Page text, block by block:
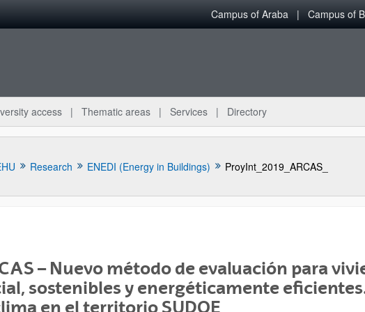
Campus of Araba Campus of
access Thematic areas Services Directory
Research ENEDI (Energy in Buildings) ProyInt_2019_ARCAS_
– Nuevo método de evaluación para
sostenibles y energéticamente
en el territorio SUDOE